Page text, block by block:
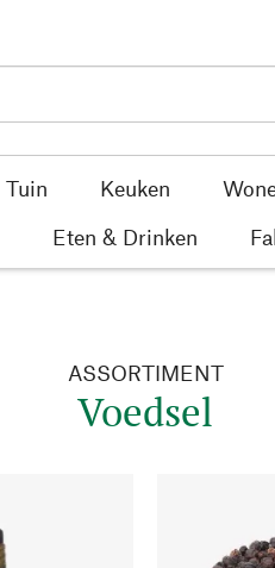
Tuin Keuken
Eten & Drinken
ASSORTIMENT
Voedsel